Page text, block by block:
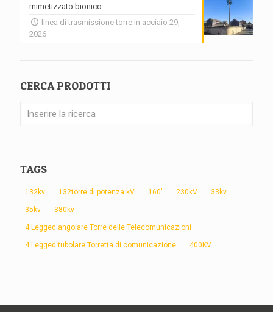
mimetizzato bionico
linea di trasmissione torre in acciaio 29,
2026
CERCA PRODOTTI
TAGS
132kv 132torre di potenza kV 160' 230kV 33kv
35kv 380kv
4 Legged angolare Torre delle Telecomunicazioni
4 Legged tubolare Torretta di comunicazione 400KV